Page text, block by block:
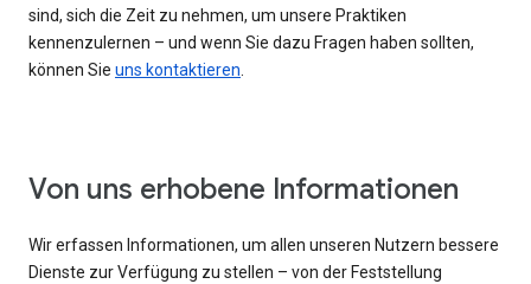
sind, sich die Zeit zu nehmen, um unsere Praktiken
kennenzulernen – und wenn Sie dazu Fragen haben sollten,
können Sie uns kontaktieren.
Von uns erhobene Informationen
Wir erfassen Informationen, um allen unseren Nutzern bessere
Dienste zur Verfügung zu stellen – von der Feststellung